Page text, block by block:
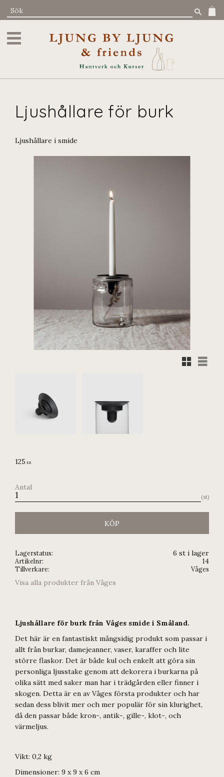
Meny
Ljushållare för burk
Ljushållare i smide
Rutnätsvy
Listvy
125 KR
Antal
st
KÖP
Lagerstatus 6 st i lager
Artikelnr
14
Tillverkare
Våges
Visa alla produkter från Våges
Ljushållare för burk från Våges smide i Småland.
Det här är en fantastiskt mångsidig produkt som passar i
allt från burkar, damejeanner, vaser, karaffer och lite
större flaskor. Det är både kul och enkelt att göra sin
personliga ljusstake genom att dekorera i burkarna på
olika sätt med saker man har i trädgården eller finner i
skogen. Detta är en av Våges första produkter och har
sedan dess blivit mer och mer populär för sin klurighet,
då den passar både kron-, antik-, gille-, klot-, och
värmeljus.
Vikt: 0,2 kg
Dimensioner: 9 x 9 x 6 cm